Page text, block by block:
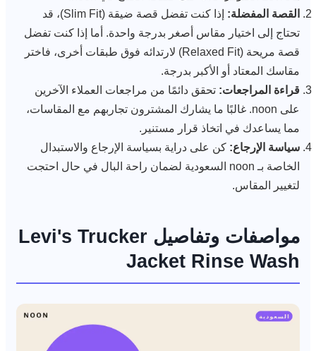
القصة المفضلة:
إذا كنت تفضل قصة ضيقة (Slim Fit)، قد
تحتاج إلى اختيار مقاس أصغر بدرجة واحدة. أما إذا كنت تفضل
قصة مريحة (Relaxed Fit) لارتدائه فوق طبقات أخرى، فاختر
مقاسك المعتاد أو الأكبر بدرجة.
قراءة المراجعات: تحقق دائمًا من مراجعات العملاء الآخرين
على noon. غالبًا ما يشارك المشترون تجاربهم مع المقاسات،
مما يساعدك في اتخاذ قرار مستنير.
سياسة الإرجاع: كن على دراية بسياسة الإرجاع والاستبدال
الخاصة بـ noon السعودية لضمان راحة البال في حال احتجت
لتغيير المقاس.
مواصفات وتفاصيل Levi's Trucker
Jacket Rinse Wash